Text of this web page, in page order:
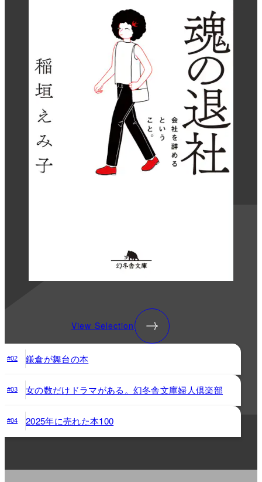
View Selection
#02 鎌倉が舞台の本
#03 女の数だけドラマがある。幻冬舎文庫婦人倶楽部
#04 2025年に売れた本100